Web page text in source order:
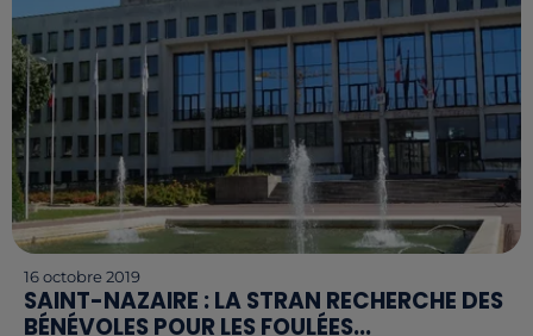
16 octobre 2019
SAINT-NAZAIRE : LA STRAN RECHERCHE DES
BÉNÉVOLES POUR LES FOULÉES...